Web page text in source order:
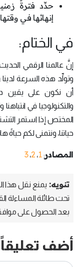
حدِّد فترةً
إنهائها في
في الختام:
إنَّ عالمنا الرقمي
وتولِّد هذه السرعة
أن نكون على يقين
والتكنولوجيا في
المختص إذا استمر
حياتنا، ونتمنى لكم حياةً
المصادر:
1، 2،3
تنويه: يمنع نقل هذا
تحت طائلة المساءلة
بعد الحصول على
أضف تعليقاً